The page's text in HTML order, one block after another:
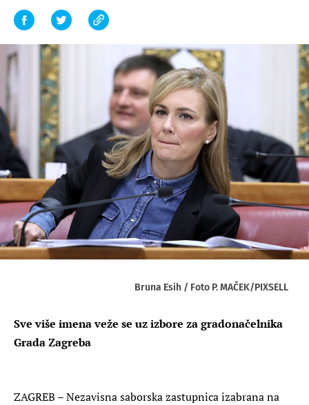
Bruna Esih / Foto P. MAČEK/PIXSELL
Sve više imena veže se uz izbore za gradonačelnika
Grada Zagreba
ZAGREB – Nezavisna saborska zastupnica izabrana na